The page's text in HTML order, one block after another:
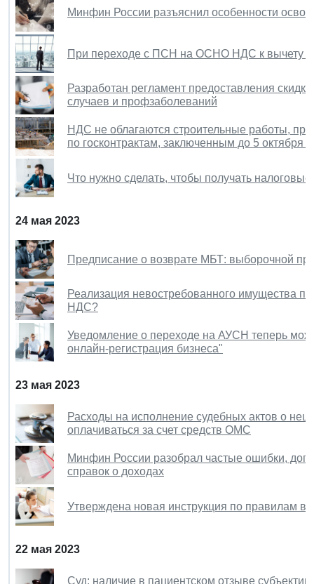
Минфин России разъяснил особенности
При переходе с ПСН на ОСНО НДС к вычету
Разработан регламент предоставления
случаев и профзаболеваний
НДС не облагаются строительные работы,
по госконтрактам, заключенным до 5 октября
Что нужно сделать, чтобы получать
24 мая 2023
Предписание о возврате МБТ: выборочной
Реализация невостребованного имущества
НДС?
Уведомление о переходе на АУСН теперь
онлайн-регистрация бизнеса"
23 мая 2023
Расходы на исполнение судебных актов о
оплачиваться за счет средств ОМС
Минфин России разобрал частые ошибки,
справок о доходах
Утверждена новая инструкция по правилам
22 мая 2023
Суд: наличие в пациентском отзыве